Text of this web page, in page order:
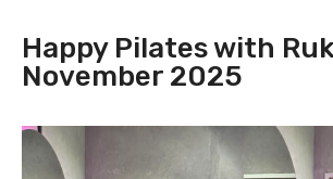
Happy Pilates with
November 2025